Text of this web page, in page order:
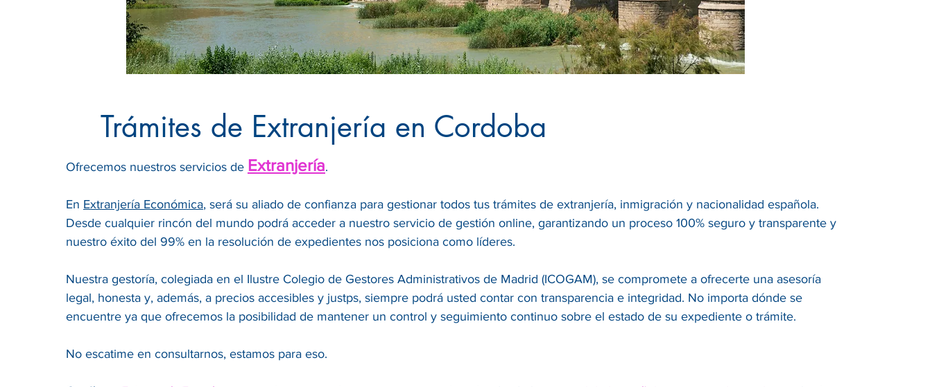
Trámites de Extranjería en Cordoba
Ofrecemos nuestros servicios de Extranjería.
En Extranjería Económica, será su aliado de confianza para gestionar todos tus trámites de extranjería, inmigración y nacionalidad española.
Desde cualquier rincón del mundo podrá acceder a nuestro servicio de gestión online, garantizando un proceso 100% seguro y transparente y
nuestro éxito del 99% en la resolución de expedientes nos posiciona como líderes.
Nuestra gestoría, colegiada en el Ilustre Colegio de Gestores Administrativos de Madrid (ICOGAM), se compromete a ofrecerte una asesoría
legal, honesta y, además, a precios accesibles y justps, siempre podrá usted contar con transparencia e integridad. No importa dónde se
encuentre ya que ofrecemos la posibilidad de mantener un control y seguimiento continuo sobre el estado de su expediente o trámite.
No escatime en consultarnos, estamos para eso.